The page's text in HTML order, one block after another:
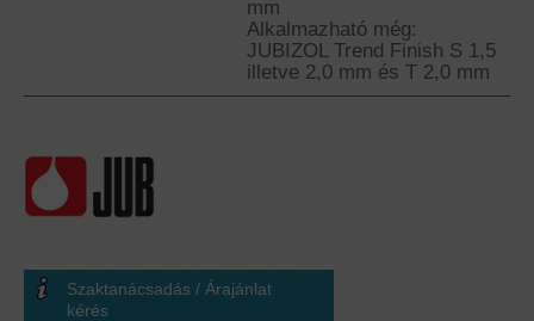
mm
Alkalmazható még:
JUBIZOL Trend Finish S 1,5
illetve 2,0 mm és T 2,0 mm
Szaktanácsadás / Árajánlat
kérés